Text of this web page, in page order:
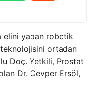
elini yapan robotik
ortadan
Doç. Yetkili, Prostat
Dr. Cevper Ersöl,